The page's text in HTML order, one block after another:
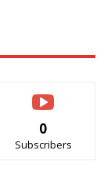
0
Subscribers